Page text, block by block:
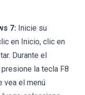
7: Inicie su
en Inicio, clic en
Durante el
la tecla F8
vea el menú